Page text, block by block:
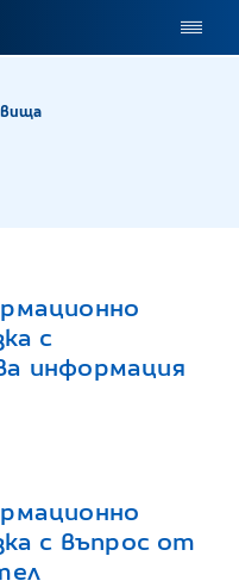
с
информация
с въпрос от